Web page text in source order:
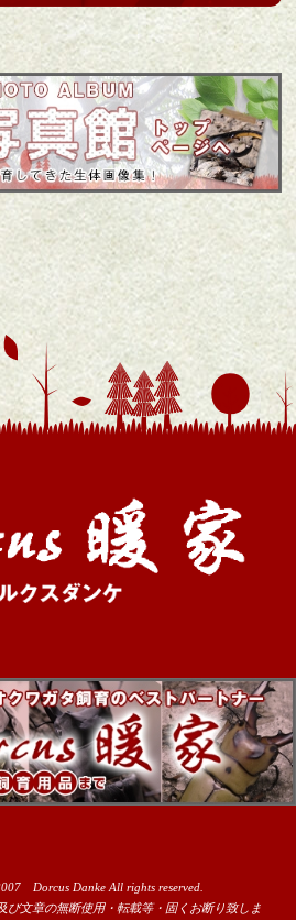
Dorcus Danke All rights reserved.
び文章の無断使用・転載等・固くお断り致しま